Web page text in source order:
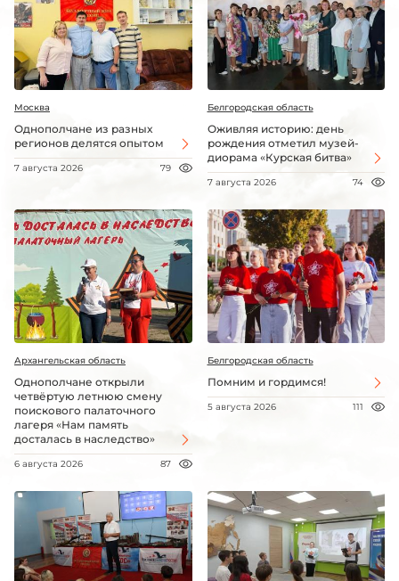
Москва
Однополчане из разных
регионов делятся опытом
7 августа 2026 79
Белгородская область
Оживляя историю: день
рождения отметил музей-
диорама «Курская битва»
7 августа 2026 74
Архангельская область
Однополчане открыли
четвёртую летнюю смену
поискового палаточного
лагеря «Нам память
досталась в наследство»
6 августа 2026 87
Белгородская область
Помним и гордимся!
5 августа 2026 111